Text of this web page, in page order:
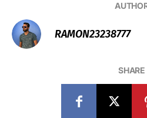
RAMON23238777
SHARE